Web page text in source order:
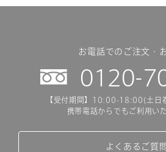
お電話でのご注文・
0120-
【受付期間】10:00-18:00(土日
携帯電話からでもご利用い
よくあるご質問